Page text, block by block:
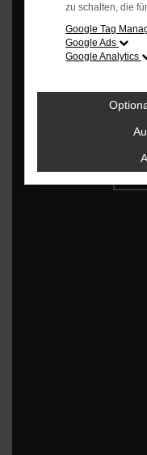
Wenn Sie damit
zu schalten, die
Google Tag
Google Ads
Google Analytics